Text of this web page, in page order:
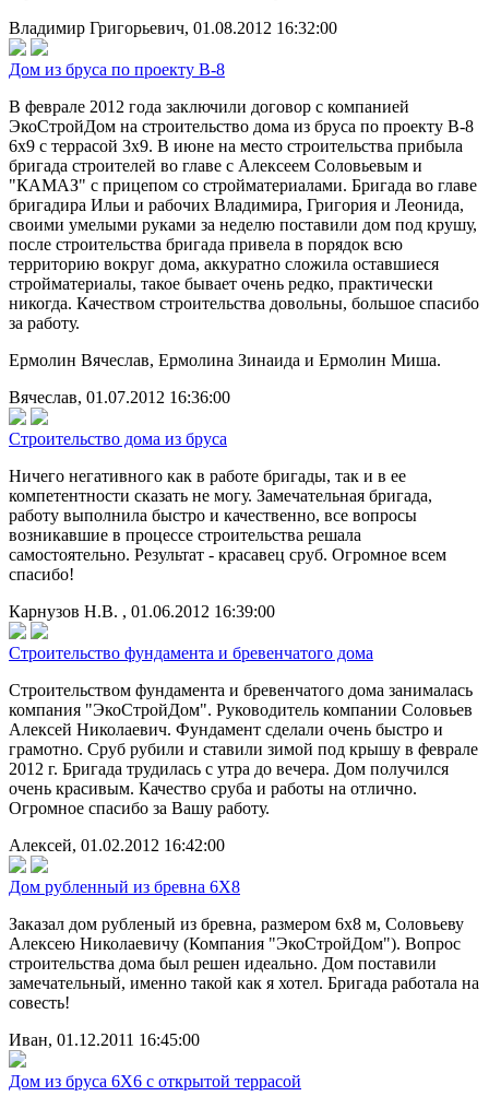
Владимир Григорьевич, 01.08.2012 16:32:00
Дом из бруса по проекту В-8
В феврале 2012 года заключили договор с компанией
ЭкоСтройДом на строительство дома из бруса по проекту В-8
6х9 с террасой 3х9. В июне на место строительства прибыла
бригада строителей во главе с Алексеем Соловьевым и
"КАМАЗ" с прицепом со стройматериалами. Бригада во главе
бригадира Ильи и рабочих Владимира, Григория и Леонида,
своими умелыми руками за неделю поставили дом под крушу,
после строительства бригада привела в порядок всю
территорию вокруг дома, аккуратно сложила оставшиеся
стройматериалы, такое бывает очень редко, практически
никогда. Качеством строительства довольны, большое спасибо
за работу.
Ермолин Вячеслав, Ермолина Зинаида и Ермолин Миша.
Вячеслав, 01.07.2012 16:36:00
Строительство дома из бруса
Ничего негативного как в работе бригады, так и в ее
компетентности сказать не могу. Замечательная бригада,
работу выполнила быстро и качественно, все вопросы
возникавшие в процессе строительства решала
самостоятельно. Результат - красавец сруб. Огромное всем
спасибо!
Карнузов Н.В. , 01.06.2012 16:39:00
Строительство фундамента и бревенчатого дома
Строительством фундамента и бревенчатого дома занималась
компания "ЭкоСтройДом". Руководитель компании Соловьев
Алексей Николаевич. Фундамент сделали очень быстро и
грамотно. Сруб рубили и ставили зимой под крышу в феврале
2012 г. Бригада трудилась с утра до вечера. Дом получился
очень красивым. Качество сруба и работы на отлично.
Огромное спасибо за Вашу работу.
Алексей, 01.02.2012 16:42:00
Дом рубленный из бревна 6Х8
Заказал дом рубленый из бревна, размером 6х8 м, Соловьеву
Алексею Николаевичу (Компания "ЭкоСтройДом"). Вопрос
строительства дома был решен идеально. Дом поставили
замечательный, именно такой как я хотел. Бригада работала на
совесть!
Иван, 01.12.2011 16:45:00
Дом из бруса 6Х6 с открытой террасой